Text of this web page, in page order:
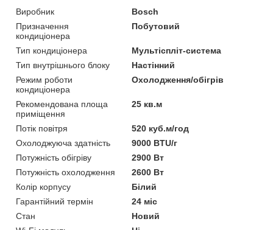
Виробник
Bosch
Призначення
кондиціонера
Побутовий
Тип кондиціонера
Мультіспліт-система
Тип внутрішнього блоку
Настінний
Режим роботи
кондиціонера
Охолодження/обігрів
Рекомендована площа
приміщення
25 кв.м
Потік повітря
520 куб.м/год
Охолоджуюча здатність
9000 BTU/г
Потужність обігріву
2900 Вт
Потужність охолодження
2600 Вт
Колір корпусу
Білий
Гарантійний термін
24 міс
Стан
Новий